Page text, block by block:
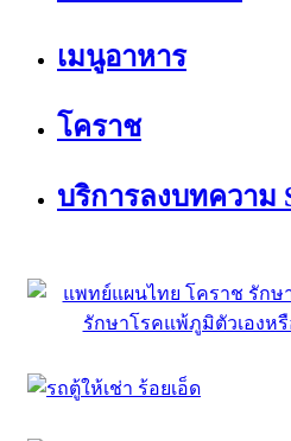
เมนูอาหาร
โคราช
บริการลงบทความ